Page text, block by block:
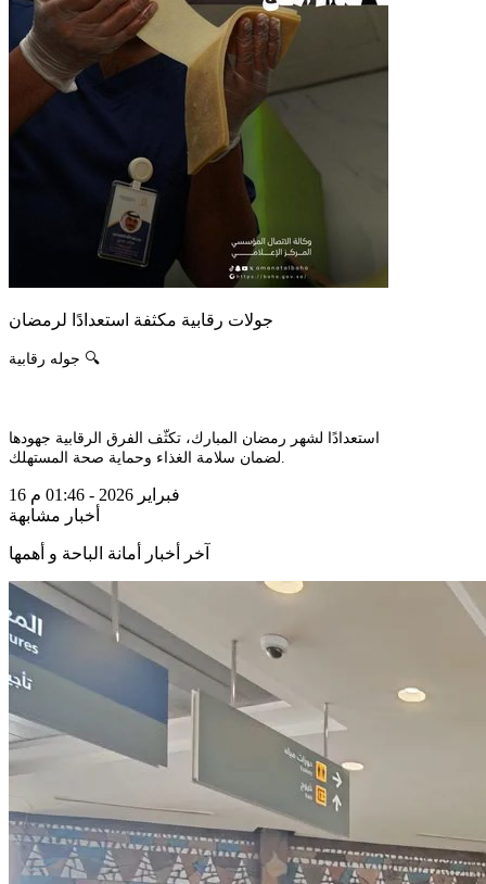
جولات رقابية مكثفة استعدادًا لرمضان
جوله رقابية 🔍
استعدادًا لشهر رمضان المبارك، تكثّف الفرق الرقابية جهودها
لضمان سلامة الغذاء وحماية صحة المستهلك.
16 فبراير 2026 - 01:46 م
أخبار مشابهة
آخر أخبار أمانة الباحة و أهمها